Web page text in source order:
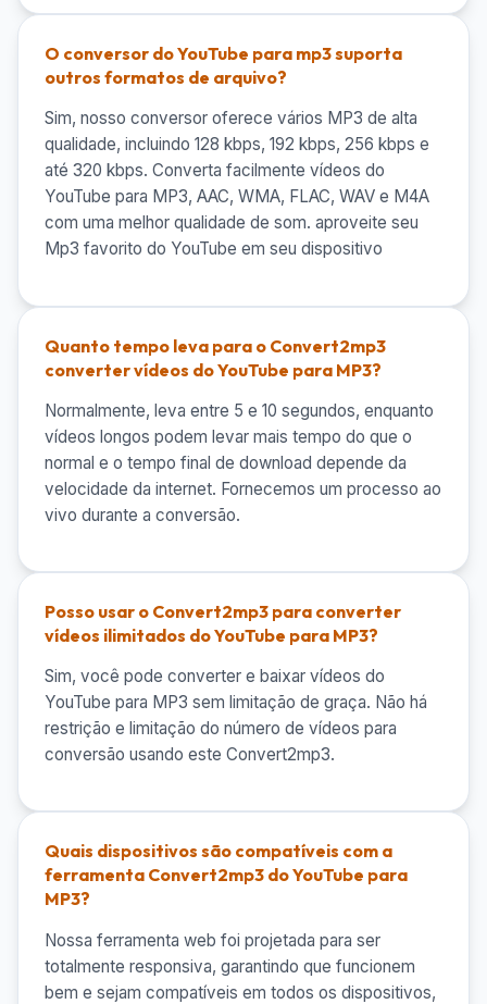
O conversor do YouTube para mp3 suporta
outros formatos de arquivo?
Sim, nosso conversor oferece vários MP3 de alta
qualidade, incluindo 128 kbps, 192 kbps, 256 kbps e
até 320 kbps. Converta facilmente vídeos do
YouTube para MP3, AAC, WMA, FLAC, WAV e M4A
com uma melhor qualidade de som. aproveite seu
Mp3 favorito do YouTube em seu dispositivo
Quanto tempo leva para o Convert2mp3
converter vídeos do YouTube para MP3?
Normalmente, leva entre 5 e 10 segundos, enquanto
vídeos longos podem levar mais tempo do que o
normal e o tempo final de download depende da
velocidade da internet. Fornecemos um processo ao
vivo durante a conversão.
Posso usar o Convert2mp3 para converter
vídeos ilimitados do YouTube para MP3?
Sim, você pode converter e baixar vídeos do
YouTube para MP3 sem limitação de graça. Não há
restrição e limitação do número de vídeos para
conversão usando este Convert2mp3.
Quais dispositivos são compatíveis com a
ferramenta Convert2mp3 do YouTube para
MP3?
Nossa ferramenta web foi projetada para ser
totalmente responsiva, garantindo que funcionem
bem e sejam compatíveis em todos os dispositivos,